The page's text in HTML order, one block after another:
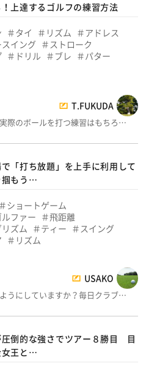
上達するゴルフの練習方法
タイ リズム
アドレス
イング
ストローク
ドリル ブレ
パター
T.FUKUDA
際のボールを打つ練習はもちろ…
「打ち放題」を上手に利用して
掴もう…
ショートゲーム
ファー
飛距離
ズム
ティー
スイング
リズム
USAKO
うにしていますか？毎日クラブ…
倒的な強さでツアー８勝目 目
女王と…